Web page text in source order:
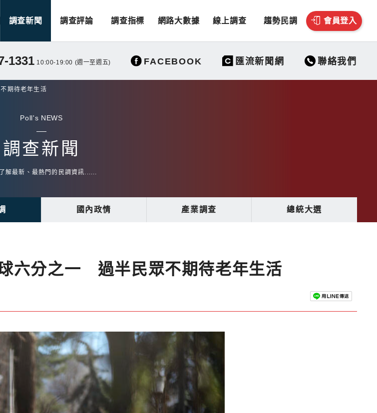
調查新聞 調查評論 調查指標 網路大數據 線上調查 趨勢民調 會員登入
1331 10:00-19:00 (週一至週五) FACEBOOK 匯流新聞網 聯絡我們
期待老年生活
Poll's NEWS
調查新聞
解最新、最熱門的民調資訊......
國內政情 產業調查 總統大選
六分之一 過半民眾不期待老年生活